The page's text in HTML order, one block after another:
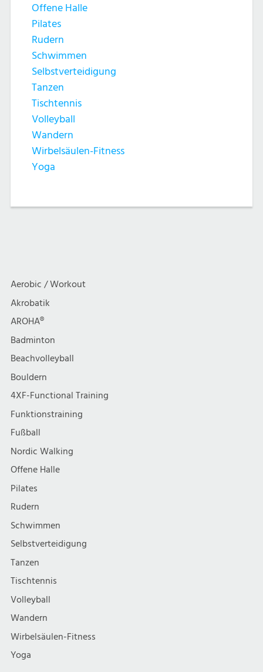
Offene Halle
Pilates
Rudern
Schwimmen
Selbstverteidigung
Tanzen
Tischtennis
Volleyball
Wandern
Wirbelsäulen-Fitness
Yoga
Aerobic / Workout
Akrobatik
AROHA®
Badminton
Beachvolleyball
Bouldern
4XF-Functional Training
Funktionstraining
Fußball
Nordic Walking
Offene Halle
Pilates
Rudern
Schwimmen
Selbstverteidigung
Tanzen
Tischtennis
Volleyball
Wandern
Wirbelsäulen-Fitness
Yoga